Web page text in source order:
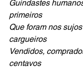
Guindastes
primeiros
Que foram nos
cargueiros
Vendidos,
centavos